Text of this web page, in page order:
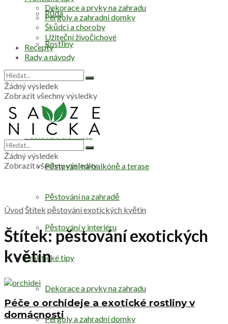
Půda
Rostliny
Zelenina
Pěstování dle místa
Pěstování na balkóně a terase
Pěstování na zahradě
Pěstování v interiéru
Praktické tipy
Dekorace a prvky na zahradu
Pergoly a zahradní domky
Dekorace a prvky na zahradu
Pergoly a zahradní domky
Škůdci a choroby
Užiteční živočichové
Recepty
Rady a návody
Žádný výsledek
Zobrazit všechny výsledky
Žádný výsledek
Zobrazit všechny výsledky
Úvod Štítek pěstování exotických květin
Štítek:pěstování exotických
květin
Péče o orchideje a exotické rostliny v
domácnosti